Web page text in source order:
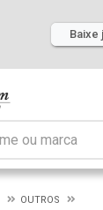
Baixe
OUTROS